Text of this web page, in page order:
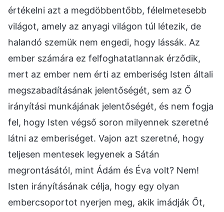
értékelni azt a megdöbbentőbb, félelmetesebb
világot, amely az anyagi világon túl létezik, de
halandó szemük nem engedi, hogy lássák. Az
ember számára ez felfoghatatlannak érződik,
mert az ember nem érti az emberiség Isten általi
megszabadításának jelentőségét, sem az Ő
irányítási munkájának jelentőségét, és nem fogja
fel, hogy Isten végső soron milyennek szeretné
látni az emberiséget. Vajon azt szeretné, hogy
teljesen mentesek legyenek a Sátán
megrontásától, mint Ádám és Éva volt? Nem!
Isten irányításának célja, hogy egy olyan
embercsoportot nyerjen meg, akik imádják Őt,